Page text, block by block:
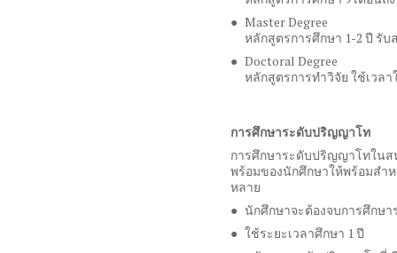
Master Degree
หลักสูตรการศึกษา 1-2 ปี รับ
Doctoral Degree
หลักสูตรการทำวิจัย ใช้เวล
การศึกษาระดับปริญญาโท
การศึกษาระดับปริญญาโทใน
พร้อมของนักศึกษาให้พร้อมสำ
หลาย
นักศึกษาจะต้องจบการศึกษ
ใช้ระยะเวลาศึกษา 1 ปี